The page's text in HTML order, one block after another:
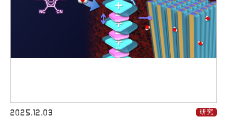
2025.12.03 研究